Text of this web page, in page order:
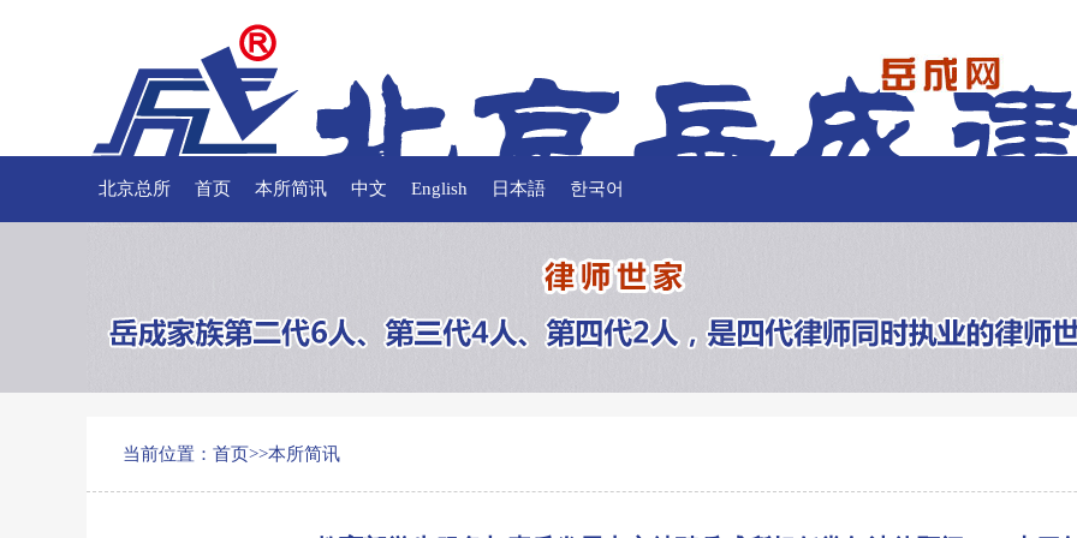
北京总所 首页 本所简讯 中文 English 日本語 한국어
当前位置： 首页>>本所简讯